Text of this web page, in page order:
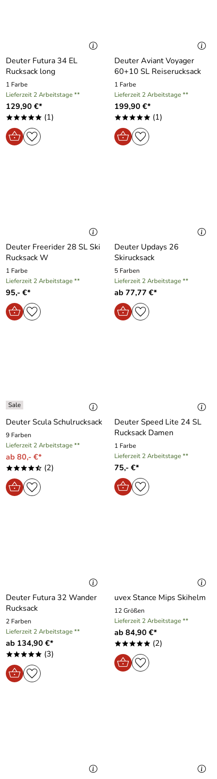
Deuter Futura 34 EL
Rucksack long
1 Farbe
Lieferzeit 2 Arbeitstage **
129,90 €*
***** (1)
Deuter Aviant Voyager
60+10 SL Reiserucksack
1 Farbe
Lieferzeit 2 Arbeitstage **
199,90 €*
***** (1)
Deuter Freerider 28 SL Ski
Rucksack W
1 Farbe
Lieferzeit 2 Arbeitstage **
95,- €*
Deuter Updays 26
Skirucksack
5 Farben
Lieferzeit 2 Arbeitstage **
ab 77,77 €*
Deuter Scula Schulrucksack
9 Farben
Lieferzeit 2 Arbeitstage **
ab 80,- €*
****/ (2)
Deuter Speed Lite 24 SL
Rucksack Damen
1 Farbe
Lieferzeit 2 Arbeitstage **
75,- €*
Deuter Futura 32 Wander
Rucksack
2 Farben
Lieferzeit 2 Arbeitstage **
ab 134,90 €*
***** (3)
uvex Stance Mips Skihelm
12 Größen
Lieferzeit 2 Arbeitstage **
ab 84,90 €*
***** (2)